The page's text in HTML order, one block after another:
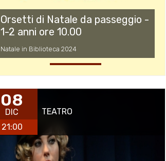
Orsetti di Natale da passeggio -
1-2 anni ore 10.00
Natale in Biblioteca 2024
08
DIC
21:00
TEATRO